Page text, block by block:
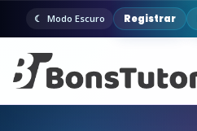
Modo Escuro Registrar